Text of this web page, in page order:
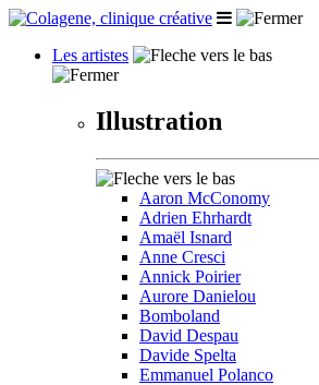
Les artistes
Illustration
Aaron McConomy
Adrien Ehrhardt
Amaël Isnard
Anne Cresci
Annick Poirier
Aurore Danielou
Bomboland
David Despau
Davide Spelta
Emmanuel Polanco